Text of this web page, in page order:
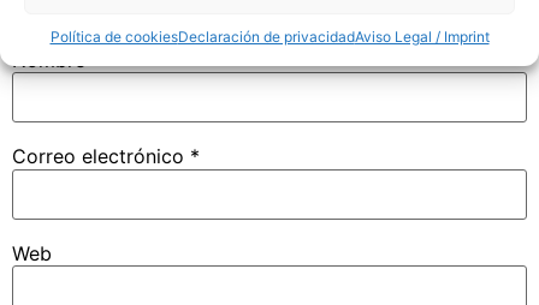
Política de cookiesDeclaración de privacidadAviso Legal / Imprint
Correo electrónico *
Web